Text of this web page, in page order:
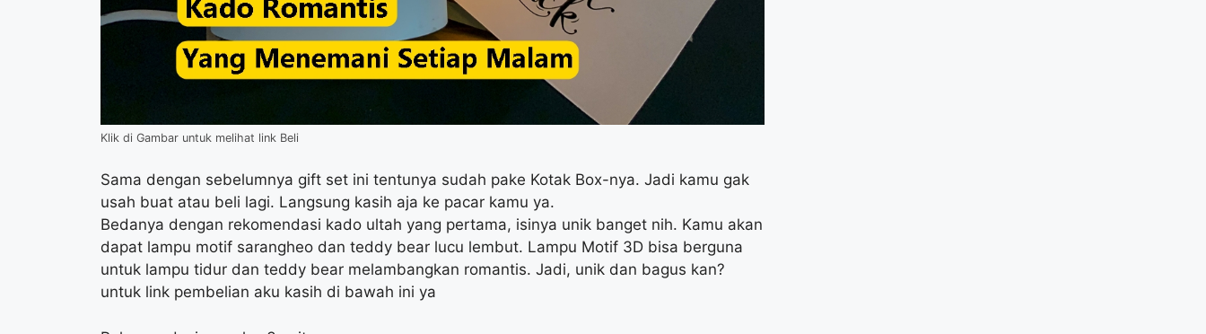
Klik di Gambar untuk melihat link Beli
Sama dengan sebelumnya gift set ini tentunya sudah pake Kotak Box-nya. Jadi kamu gak
usah buat atau beli lagi. Langsung kasih aja ke pacar kamu ya.
Bedanya dengan rekomendasi kado ultah yang pertama, isinya unik banget nih. Kamu akan
dapat lampu motif sarangheo dan teddy bear lucu lembut. Lampu Motif 3D bisa berguna
untuk lampu tidur dan teddy bear melambangkan romantis. Jadi, unik dan bagus kan?
untuk link pembelian aku kasih di bawah ini ya